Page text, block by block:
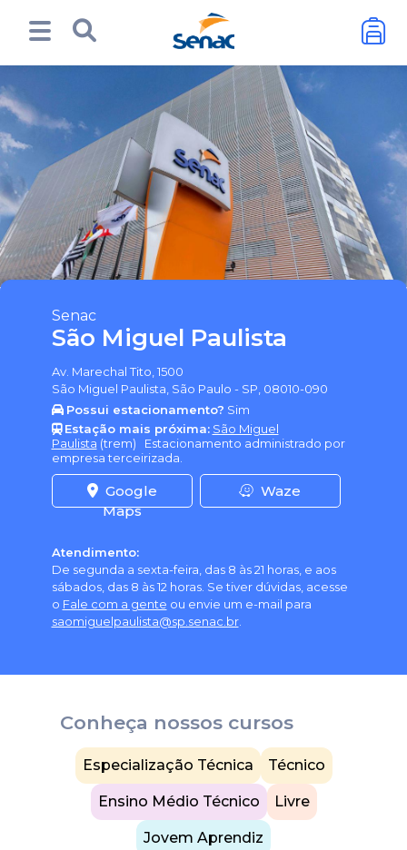
Senac
São Miguel Paulista
Av. Marechal Tito, 1500
São Miguel Paulista, São Paulo - SP, 08010-090
Possui estacionamento? Sim
Estação mais próxima: São Miguel
Paulista (trem)
Estacionamento administrado por
empresa terceirizada.
Google
Maps
Waze
Atendimento:
De segunda a sexta-feira, das 8 às 21 horas, e aos
sábados, das 8 às 12 horas. Se tiver dúvidas, acesse
o Fale com a gente ou envie um e-mail para
saomiguelpaulista@sp.senac.br.
Conheça nossos cursos
Técnico
Livre
Ensino Médio Técnico
Jovem Aprendiz
Especialização Técnica